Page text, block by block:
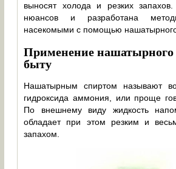
выносят холода и резких
нюансов и разработана
насекомыми с помощью нашатырного
Применение нашатырного
быту
Нашатырным спиртом называют
гидроксида аммония, или проще
По внешнему виду жидкость
обладает при этом резким и
запахом.